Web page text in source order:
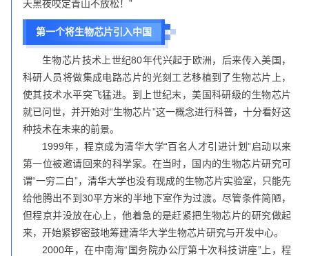
天黑夜咬定青山不放松！”
第一个将生物芯片引入中国
生物芯片技术上世纪80年代兴起于欧洲，后来传入美国，
科研人员将做集成电路芯片的光刻工艺移植到了生物芯片上，
使其技术水平突飞猛进。到上世纪末，美国科研级的生物芯片
就已问世，并开始对“生物芯片”这一概念进行科普，十分看好这
种技术在未来的前景。
1999年，程京成为清华大学“百名人才引进计划”启动以来
第一位被邀请回来的科学家。在当时，国内的生物芯片研究可
谓“一穷二白”，清华大学也没有现成的生物芯片实验室，只能先
给他腾出不到30平方米的半地下室作为过渡。尽管条件简陋，
但程京并没放在心上，他着急的是赶紧把生物芯片的研究做起
来，开始紧锣密鼓地筹建清华大学生物芯片研究与开发中心。
2000年，在中南海“国务院办公厅第十次科技讲座”上，程